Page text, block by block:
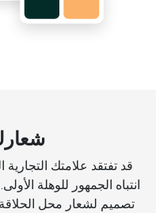
قد تفتقد علامتك
انتباه الجمهور للوهلة
تصميم لشعار محل الحلاقة